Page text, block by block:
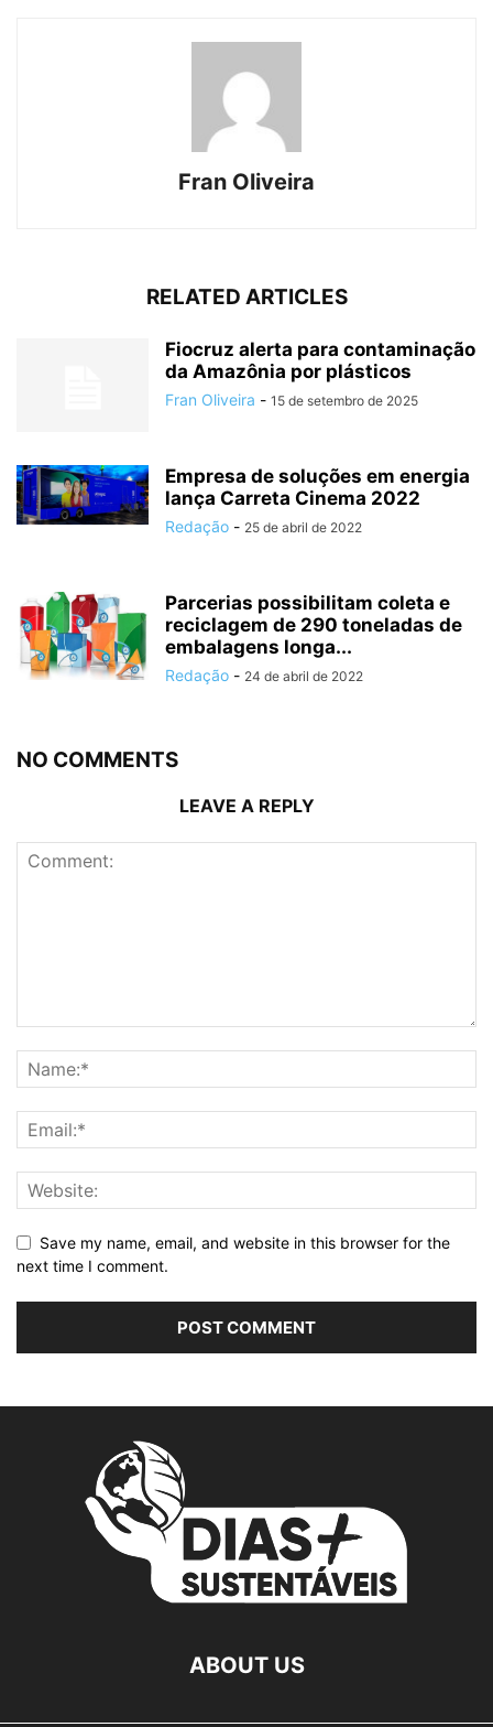
Fran Oliveira
RELATED ARTICLES
Fiocruz alerta para contaminação
da Amazônia por plásticos
Fran Oliveira - 15 de setembro de 2025
Empresa de soluções em energia
lança Carreta Cinema 2022
Redação - 25 de abril de 2022
Parcerias possibilitam coleta e
reciclagem de 290 toneladas de
embalagens longa...
Redação - 24 de abril de 2022
NO COMMENTS
LEAVE A REPLY
Save my name, email, and website in this browser for the
next time I comment.
ABOUT US